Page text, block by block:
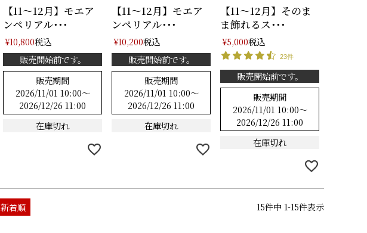
【11～12月】モエア
ンペリアル･･･
¥10,800税込
販売開始前です。
販売期間
2026/11/01 10:00〜
2026/12/26 11:00
在庫切れ
【11～12月】モエア
ンペリアル･･･
¥10,200税込
販売開始前です。
販売期間
2026/11/01 10:00〜
2026/12/26 11:00
在庫切れ
【11～12月】そのま
ま飾れるス･･･
¥5,000税込
23件
販売開始前です。
販売期間
2026/11/01 10:00〜
2026/12/26 11:00
在庫切れ
新着順 15件中 1-15件表示